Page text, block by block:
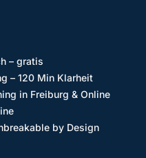
– gratis
– 120 Min Klarheit
in Freiburg & Online
by Design